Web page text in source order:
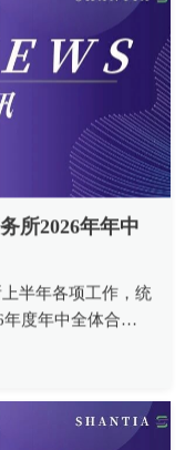
半年各项工作，统
度年中全体合伙
实发展根基，以专